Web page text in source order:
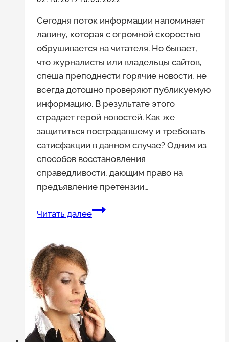
Сегодня поток информации напоминает
лавину, которая с огромной скоростью
обрушивается на читателя. Но бывает,
что журналисты или владельцы сайтов,
спеша преподнести горячие новости, не
всегда дотошно проверяют публикуемую
информацию. В результате этого
страдает герой новостей. Как же
защититься пострадавшему и требовать
сатисфакции в данном случае? Одним из
способов восстановления
справедливости, дающим право на
предъявление претензии…
Читать далееКто
право
на
ответ?